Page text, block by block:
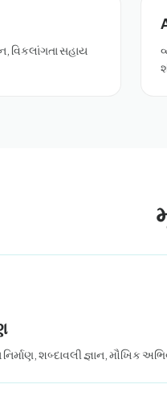
વિકલાંગતા સહાય
શબ્દાવલી જ્ઞાન, મૌખિક